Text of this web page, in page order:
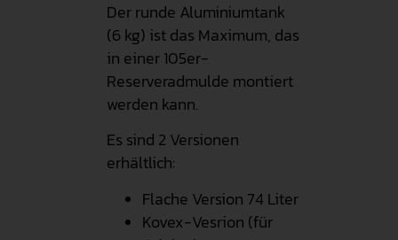
Der runde Aluminiumtank
(6 kg) ist das Maximum, das
in einer 105er-
Reserveradmulde montiert
werden kann.
Es sind 2 Versionen
erhältlich:
Flache Version 74 Liter
Kovex-Vesrion (für